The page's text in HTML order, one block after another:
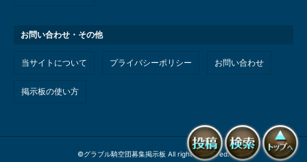
お問い合わせ・その他
当サイトについて プライバシーポリシー お問い合わせ
掲示板の使い方
©グラブル騎空団募集掲示板 All rights reserved.